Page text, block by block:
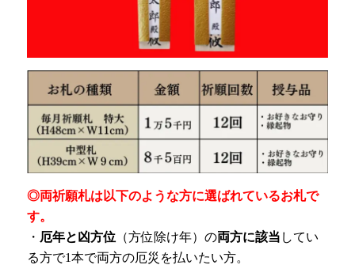
◎両祈願札は以下のような方に選ばれているお札で
す。
・ 厄年と凶方位 （方位除け年）の両方に該当 してい
る方で1本で両方の厄災を払いたい方。